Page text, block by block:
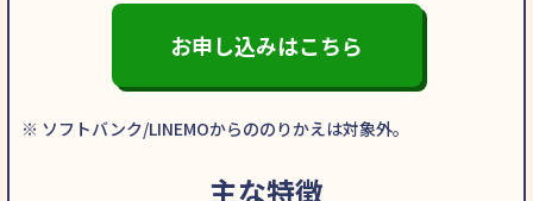
お申し込みはこちら
※ ソフトバンク/LINEMOからののりかえは対象外。
主な特徴